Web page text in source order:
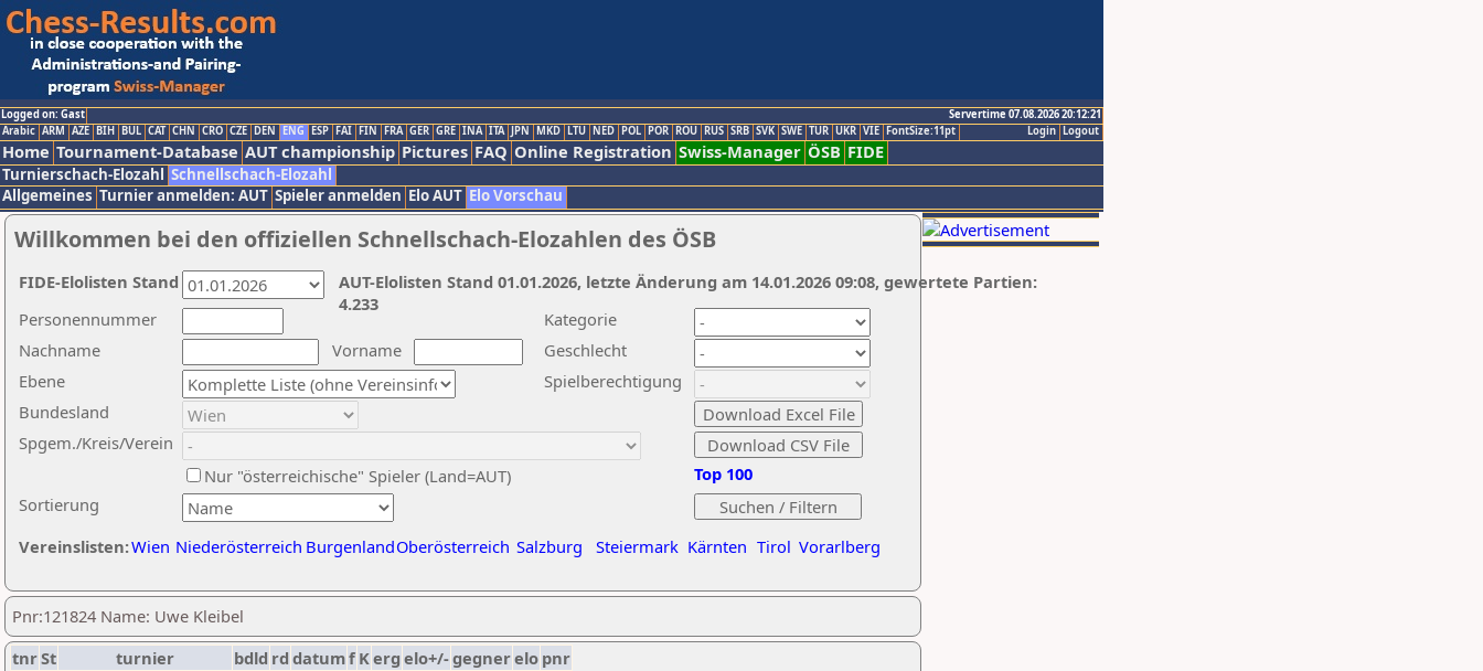
Logged on: Gast
Servertime 07.08.2026 20:12:21
Logout
Login
Arabic ARM AZE BIH BUL CAT CHN CRO CZE DEN ENG ESP FAI FIN FRA GER GRE INA ITA JPN MKD LTU NED POL POR ROU RUS SRB SVK SWE TUR UKR VIE FontSize:11pt
Home Tournament-Database AUT championship Pictures FAQ Online Registration Swiss-Manager ÖSB FIDE
Turnierschach-Elozahl Schnellschach-Elozahl
Allgemeines Turnier anmelden: AUT Spieler anmelden Elo AUT Elo Vorschau
Willkommen bei den offiziellen Schnellschach-Elozahlen des ÖSB
Nachname
Vorname
Ebene
Kategorie
Sortierung
Personennummer
Bundesland
Spgem./Kreis/Verein
Geschlecht
Nur "österreichische" Spieler (Land=AUT)
Spielberechtigung
Vereinslisten:Wien Niederösterreich BurgenlandOberösterreich Salzburg Steiermark Kärnten Tirol Vorarlberg
Top 100
AUT-Elolisten Stand 01.01.2026, letzte Änderung am 14.01.2026 09:08, gewertete Partien:
4.233
FIDE-Elolisten Stand
Pnr:121824 Name: Uwe Kleibel
tnrSt turnier bdld rd datumf Kerg elo+/-gegnerelo pnr